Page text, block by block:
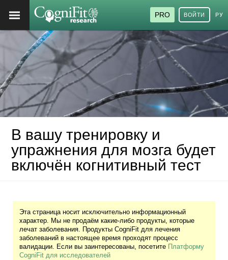
PRO ВОЙТИ
В вашу тренировку и
упражнения для мозга будет
включён когнитивный тест
Эта страница носит исключительно информационный
характер. Мы не продаём какие-либо продукты, которые
лечат заболевания. Продукты CogniFit для лечения
заболеваний в настоящее время проходят процесс
валидации. Если вы заинтересованы, посетите Платформу
CogniFit для исследователей